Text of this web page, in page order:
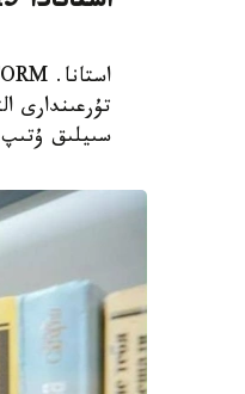
سىيلىق ۇتىپ